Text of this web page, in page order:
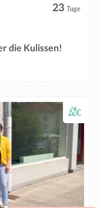
23 Tage
die Kulissen!